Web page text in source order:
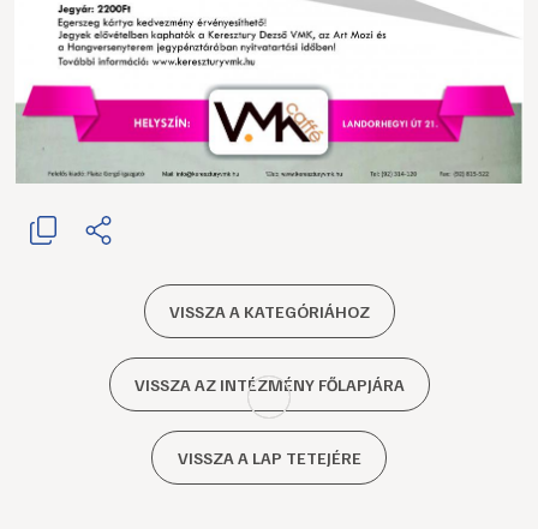
VISSZA A KATEGÓRIÁHOZ
VISSZA AZ INTÉZMÉNY FŐLAPJÁRA
VISSZA A LAP TETEJÉRE